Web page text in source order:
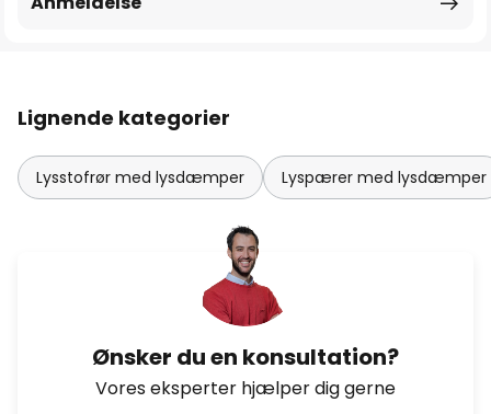
Lignende kategorier
Lysstofrør med lysdæmper Lyspærer med lysdæmper
Ønsker du en konsultation?
Vores eksperter hjælper dig gerne